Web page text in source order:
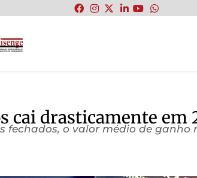
cai drasticamente em
fechados, o valor médio de